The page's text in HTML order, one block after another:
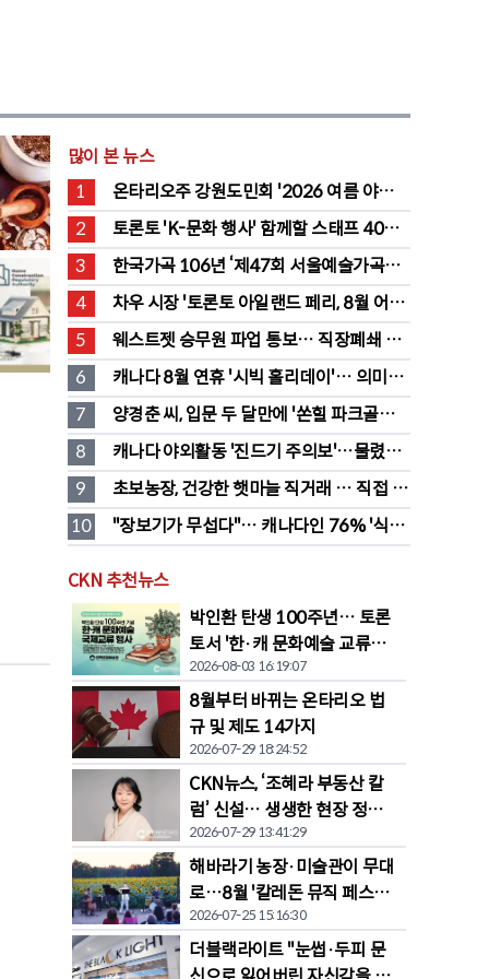
많이 본 뉴스
1
온타리오주 강원도민회 '2026 여름 야유
회' 성료
2
토론토 'K-문화 행사' 함께할 스태프 40명
채용 공고
3
한국가곡 106년 ‘제47회 서울예술가곡제’
2회차 무대 성황
4
차우 시장 '토론토 아일랜드 페리, 8월 어린
이·시니어 무료' 발표
5
웨스트젯 승무원 파업 통보… 직장폐쇄 맞
불에 항공 대란
6
캐나다 8월 연휴 '시빅 홀리데이'… 의미와
유래 완전정리
7
양경춘 씨, 입문 두 달만에 '쏜힐 파크골프'
첫 홀인원 주인공
8
캐나다 야외활동 '진드기 주의보'…물렸을
때 올바른 대처법은?
9
초보농장, 건강한 햇마늘 직거래 … 직접 만
든 전통 장류도 판매
10
"장보기가 무섭다"… 캐나다인 76% '식료
품값이 가장 부담'
CKN 추천뉴스
박인환 탄생 100주년… 토론
토서 '한·캐 문화예술 교류전'
열린다
2026-08-03 16:19:07
8월부터 바뀌는 온타리오 법
규 및 제도 14가지
2026-07-29 18:24:52
CKN뉴스, ‘조혜라 부동산 칼
럼’ 신설… 생생한 현장 정보
공유
2026-07-29 13:41:29
해바라기 농장·미술관이 무대
로…8월 '칼레돈 뮤직 페스티
벌' 개막
2026-07-25 15:16:30
더블랙라이트 "눈썹·두피 문